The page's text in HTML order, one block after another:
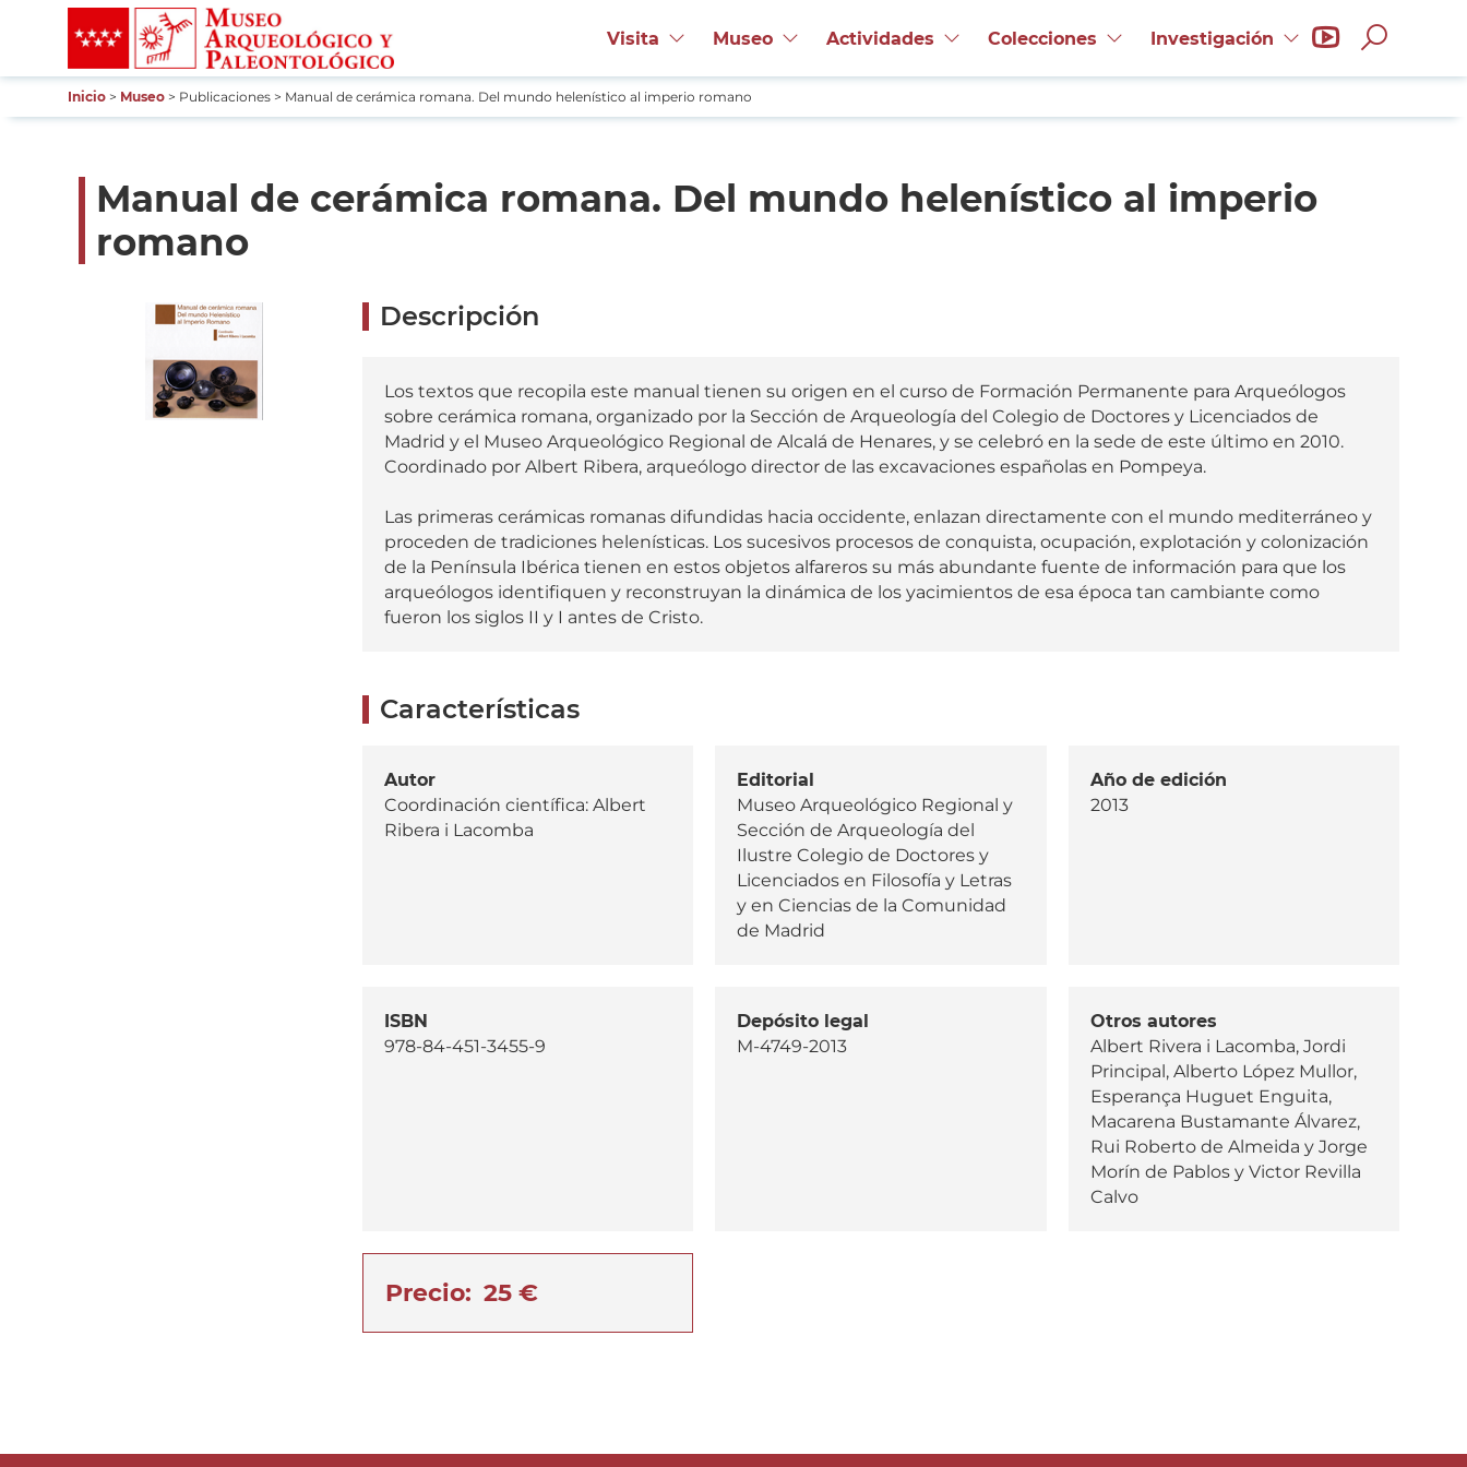
principal
Visita Museo Actividades Colecciones Investigación
Canal
de
la
de
buscador
Inicio Museo Publicaciones Manual de cerámica romana. Del mundo helenístico al imperio romano
Manual de cerámica romana. Del mundo helenístico al imperio
romano
Descripción
Los textos que recopila este manual tienen su origen en el curso de Formación Permanente para Arqueólogos
sobre cerámica romana, organizado por la Sección de Arqueología del Colegio de Doctores y Licenciados de
Madrid y el Museo Arqueológico Regional de Alcalá de Henares, y se celebró en la sede de este último en 2010.
Coordinado por Albert Ribera, arqueólogo director de las excavaciones españolas en Pompeya.
Las primeras cerámicas romanas difundidas hacia occidente, enlazan directamente con el mundo mediterráneo y
proceden de tradiciones helenísticas. Los sucesivos procesos de conquista, ocupación, explotación y colonización
de la Península Ibérica tienen en estos objetos alfareros su más abundante fuente de información para que los
arqueólogos identifiquen y reconstruyan la dinámica de los yacimientos de esa época tan cambiante como
fueron los siglos II y I antes de Cristo.
Características
Autor
Coordinación científica: Albert
Ribera i Lacomba
Editorial
Museo Arqueológico Regional y
Sección de Arqueología del
Ilustre Colegio de Doctores y
Licenciados en Filosofía y Letras
y en Ciencias de la Comunidad
de Madrid
Año de edición
2013
ISBN
978-84-451-3455-9
Depósito legal
M-4749-2013
Otros autores
Albert Rivera i Lacomba, Jordi
Principal, Alberto López Mullor,
Esperança Huguet Enguita,
Macarena Bustamante Álvarez,
Rui Roberto de Almeida y Jorge
Morín de Pablos y Victor Revilla
Calvo
Precio 25 €